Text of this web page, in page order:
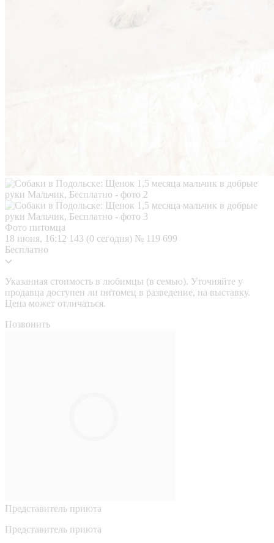
Фото питомца
18 июня, 16:12 143 (0 сегодня) № 119 699
Бесплатно
Указанная стоимость в любимцы (в семью). Уточняйте у
продавца доступен ли питомец в разведение, на выставку.
Цена может отличаться.
Позвонить
Представитель приюта
Представитель приюта